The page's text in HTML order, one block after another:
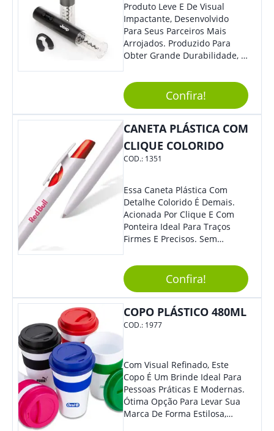
Produto Leve E De Visual
Impactante, Desenvolvido
Para Seus Parceiros Mais
Arrojados. Produzido Para
Obter Grande Durabilidade, É
Sua Marca De Forma Estilosa,
Agregando Valor Para Sua
Empresa Em Eventos.
Confira!
CANETA PLÁSTICA COM
CLIQUE COLORIDO
COD.: 1351
Essa Caneta Plástica Com
Detalhe Colorido É Demais.
Acionada Por Clique E Com
Ponteira Ideal Para Traços
Firmes E Precisos. Sem
Brinde Para Representar Sua
Marca. Dimensões: 1.6 Cm X
13.7 Cm X 1.6 Cm
Confira!
COPO PLÁSTICO 480ML
COD.: 1977
Com Visual Refinado, Este
Copo É Um Brinde Ideal Para
Pessoas Práticas E Modernas.
Ótima Opção Para Levar Sua
Marca De Forma Estilosa,